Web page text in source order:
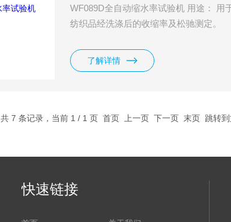
WF089D全自动缩水率试验机 用途： 用
纺织品经洗涤后的收缩率及松驰测定。
了解详情
共 7 条记录，当前 1 / 1 页 首页 上一页 下一页 末页 跳转到
快速链接